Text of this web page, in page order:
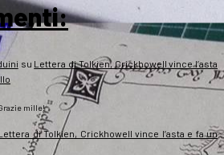
su Lettera di Tolkien, Crickhowell vince l’asta
mille!
di Tolkien, Crickhowell vince l’asta e fa un